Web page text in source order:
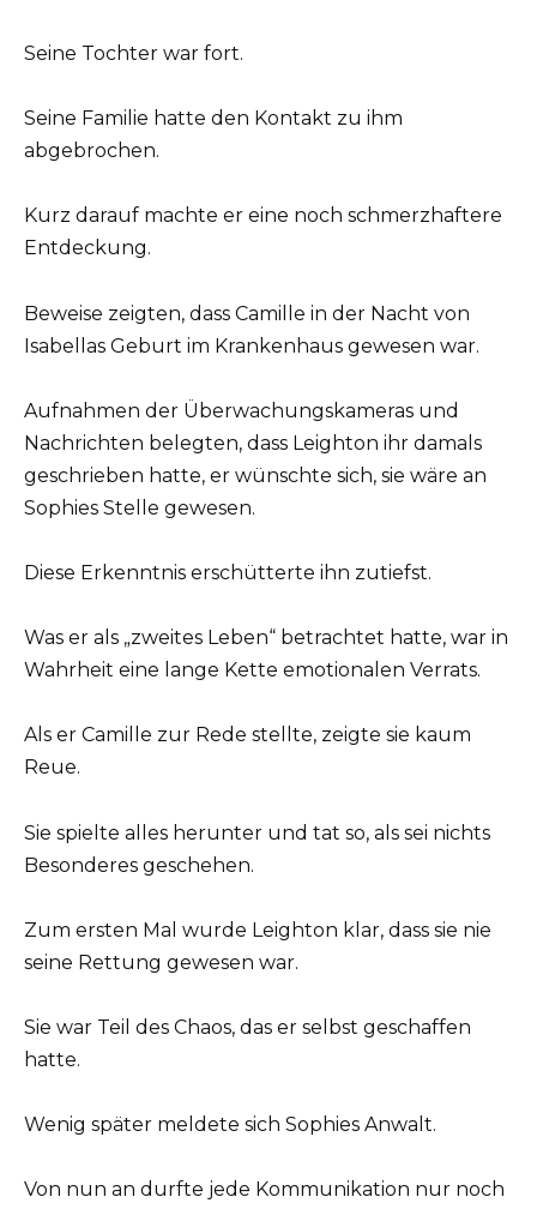
Seine Tochter war fort.
Seine Familie hatte den Kontakt zu ihm
abgebrochen.
Kurz darauf machte er eine noch schmerzhaftere
Entdeckung.
Beweise zeigten, dass Camille in der Nacht von
Isabellas Geburt im Krankenhaus gewesen war.
Aufnahmen der Überwachungskameras und
Nachrichten belegten, dass Leighton ihr damals
geschrieben hatte, er wünschte sich, sie wäre an
Sophies Stelle gewesen.
Diese Erkenntnis erschütterte ihn zutiefst.
Was er als „zweites Leben“ betrachtet hatte, war in
Wahrheit eine lange Kette emotionalen Verrats.
Als er Camille zur Rede stellte, zeigte sie kaum
Reue.
Sie spielte alles herunter und tat so, als sei nichts
Besonderes geschehen.
Zum ersten Mal wurde Leighton klar, dass sie nie
seine Rettung gewesen war.
Sie war Teil des Chaos, das er selbst geschaffen
hatte.
Wenig später meldete sich Sophies Anwalt.
Von nun an durfte jede Kommunikation nur noch